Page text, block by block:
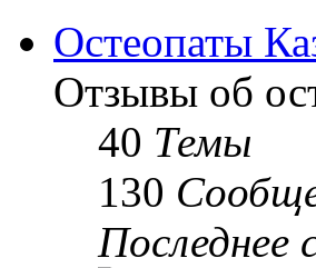
Остеопаты
Отзывы об
40 Темы
130
Последнее